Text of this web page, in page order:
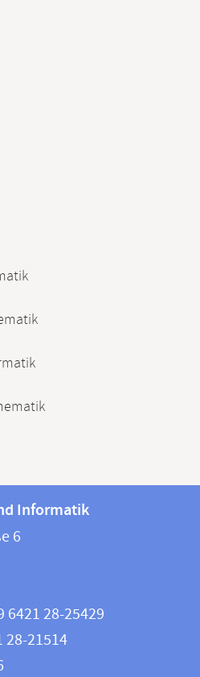
Informatik
6
28-25429
28-21514